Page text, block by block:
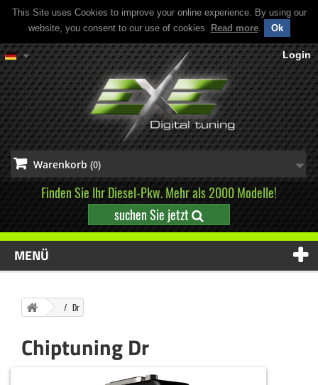
This Site uses Cookies to improve your online experience. By using our
website, you consent to our use of cookies. Read more. Ok
Login
Warenkorb (0)
Finden Sie Ihr Diesel-Pkw. Mehr als 2000 Modelle!
suchen Sie jetzt
MENÜ
Dr
Chiptuning Dr